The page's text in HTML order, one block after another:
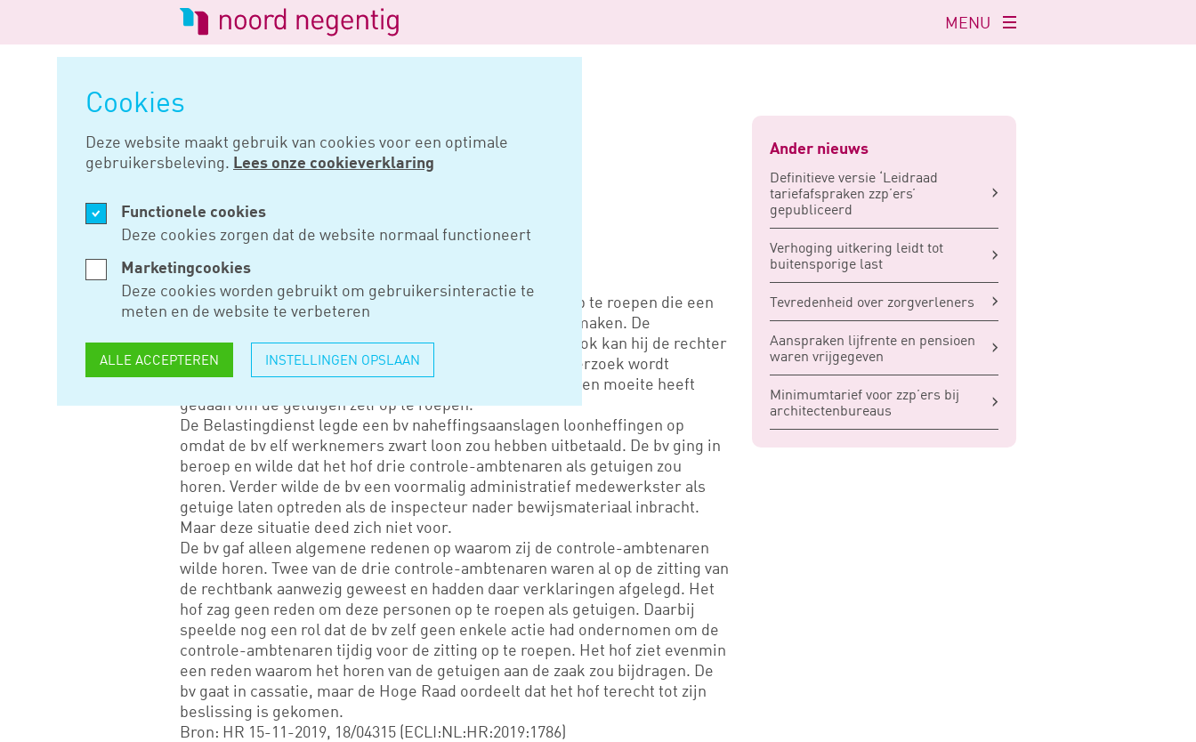
Cookies
Deze website maakt gebruik van cookies voor een optimale
gebruikersbeleving. Lees onze cookieverklaring
Functionele cookies
Deze cookies zorgen dat de website normaal functioneert
Marketingcookies
Deze cookies worden gebruikt om gebruikersinteractie te
meten en de website te verbeteren
ALLE ACCEPTEREN INSTELLINGEN OPSLAAN
Logo
van
Noord
Negentig
Navigatie
openen
MENU
NOV 28, 2019
ROEP GETUIGEN OP
Ook in fiscale procedures is het mogelijk om getuigen op te roepen die een
standpunt van de belastingplichtig aannemelijk kunnen maken. De
belanghebbende kan zelf een getuigen oproepen maar ook kan hij de rechter
verzoeken om ambtshalve getuigen op te roepen. Zo’n verzoek wordt
doorgaans wel afgewezen als de belanghebbende zelf geen moeite heeft
gedaan om de getuigen zelf op te roepen.
De Belastingdienst legde een bv naheffingsaanslagen loonheffingen op
omdat de bv elf werknemers zwart loon zou hebben uitbetaald. De bv ging in
beroep en wilde dat het hof drie controle-ambtenaren als getuigen zou
horen. Verder wilde de bv een voormalig administratief medewerkster als
getuige laten optreden als de inspecteur nader bewijsmateriaal inbracht.
Maar deze situatie deed zich niet voor.
De bv gaf alleen algemene redenen op waarom zij de controle-ambtenaren
wilde horen. Twee van de drie controle-ambtenaren waren al op de zitting van
de rechtbank aanwezig geweest en hadden daar verklaringen afgelegd. Het
hof zag geen reden om deze personen op te roepen als getuigen. Daarbij
speelde nog een rol dat de bv zelf geen enkele actie had ondernomen om de
controle-ambtenaren tijdig voor de zitting op te roepen. Het hof ziet evenmin
een reden waarom het horen van de getuigen aan de zaak zou bijdragen. De
bv gaat in cassatie, maar de Hoge Raad oordeelt dat het hof terecht tot zijn
beslissing is gekomen.
Bron: HR 15-11-2019, 18/04315 (ECLI:NL:HR:2019:1786)
Ander nieuws
Definitieve versie ‘Leidraad
tariefafspraken zzp’ers’
gepubliceerd
Verhoging uitkering leidt tot
buitensporige last
Tevredenheid over zorgverleners
Aanspraken lijfrente en pensioen
waren vrijgegeven
Minimumtarief voor zzp’ers bij
architectenbureaus